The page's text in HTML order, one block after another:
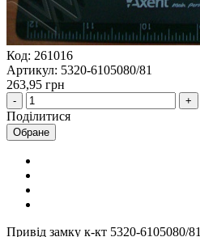
Код: 261016
Артикул: 5320-6105080/81
263,95 грн
Поділитися
Обране
Привід замку к-кт 5320-6105080/81